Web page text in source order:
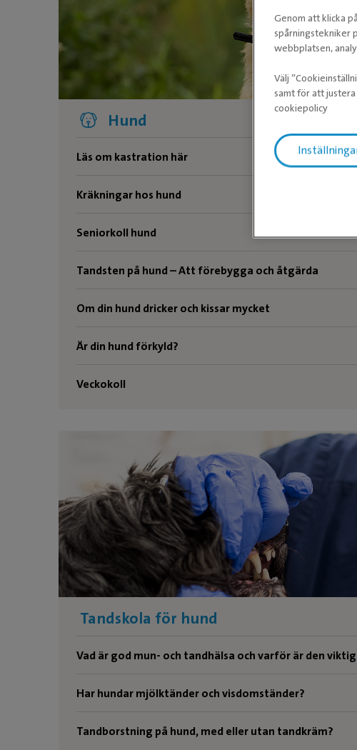
Hund
Läs om kastration här
Kräkningar hos hund
Seniorkoll hund
Tandsten på hund – Att förebygga och åtgärda
Om din hund dricker och kissar mycket
Är din hund förkyld?
Veckokoll
Tandskola för hund
Vad är god mun- och tandhälsa och varför är den
Har hundar mjölktänder och visdomständer?
Tandborstning på hund, med eller utan tandkräm?
Genom att klicka
spårningstekniker
webbplatsen,
Välj
samt för att
cookiepolicy